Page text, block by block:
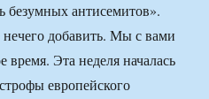
безумных антисемитов».
добавить. Мы с вами
время. Эта неделя началась
европейского